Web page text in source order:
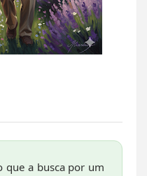
que a busca por um